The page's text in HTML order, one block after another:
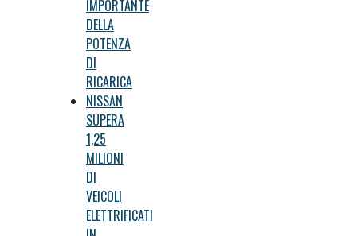
IMPORTANTE
DELLA
POTENZA
DI
RICARICA
NISSAN
SUPERA
1,25
MILIONI
DI
VEICOLI
ELETTRIFICATI